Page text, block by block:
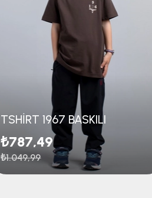
TSHİRT 1967 BASKILI
₺787,49
₺1.049,99